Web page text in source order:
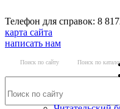
Телефон для справок: 8
карта сайта
написать нам
Поиск по сайту Поиск по